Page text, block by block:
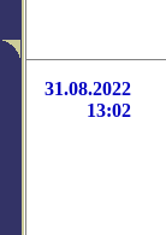
31.08.2022
13:02